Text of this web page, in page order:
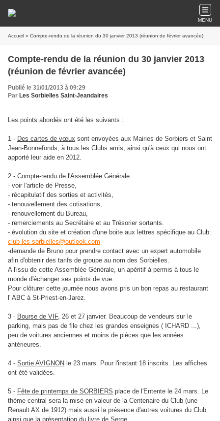
MENU
Accueil » Compte-rendu de la réunion du 30 janvier 2013 (réunion de février avancée)
Compte-rendu de la réunion du 30 janvier 2013
(réunion de février avancée)
Publié le 31/01/2013 à 09:29
Par Les Sorbielles Saint-Jeandaires
Les points abordés ont été les suivants :
1 - Des cartes de vœux sont envoyées aux Mairies de Sorbiers et Saint
Jean-Bonnefonds, à tous les Clubs amis, ainsi qu'à ceux qui nous ont
apporté leur aide en 2012.
2 - Compte-rendu de l'Assemblée Générale.
- voir l'article de Presse,
- récapitulatif des sorties et activités,
- tenouvellement des cotisations,
- renouvellement du Bureau,
- remerciements au Secrétaire et au Trésorier sortants.
- évolution du site et création d'une boite aux lettres spécifique au Club:
club-les-sorbielles@outlook.com
-demande de Bruno pour prendre contact avec un expert automobile
afin d'obtenir des tarifs de groupe au nom des Sorbielles.
A l'issu de cette Assemblée Générale, un apéritif à permis à tous le
monde d'échanger ses points de vue.
Pour clôturer cette journée nous avons pris un bon repas au restaurant
l' ABC à St-Priest-en-Jarez.
3 - Bourse de VIF, 26 et 27 janvier. Beaucoup de vendeurs sur le
parking, mais pas de file chez les grandes enseignes ( ICHARD ...),
peu de voitures anciennes et moins de pièces que les années
antérieures.
4 - Sortie AVIGNON le 23 mars. Pour l'instant 18 inscrits. Les affiches
ont été validées.
5 - Fête de printemps de SORBIERS place de l'Entente le 24 mars. Le
thème central sera la mise en valeur de la Centenaire du Club (une
Renault AX de 1912) mais aussi la présence d'autres voitures du Club
ainsi que la présentation du livre de Serge.